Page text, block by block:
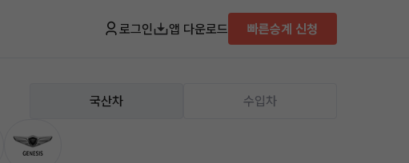
로그인 앱 다운로드 빠른승계 신청
국산차 수입차